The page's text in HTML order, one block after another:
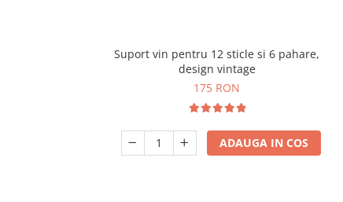
Suport vin pentru 12 sticle si 6 pahare,
design vintage
175 RON
ADAUGA IN COS